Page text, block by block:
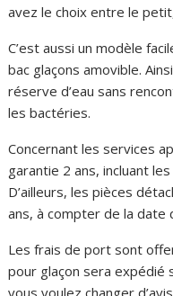
avez le choix entre le
C’est aussi un modèle
bac glaçons amovible.
réserve d’eau sans
les bactéries.
Concernant les services
garantie 2 ans, incluant
D’ailleurs, les pièces
ans, à compter de la date
Les frais de port sont
pour glaçon sera expédié
vous voulez changer